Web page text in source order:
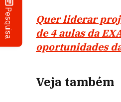
Pesquisa
Quer liderar
de 4 aulas da
oportunidades
Veja também